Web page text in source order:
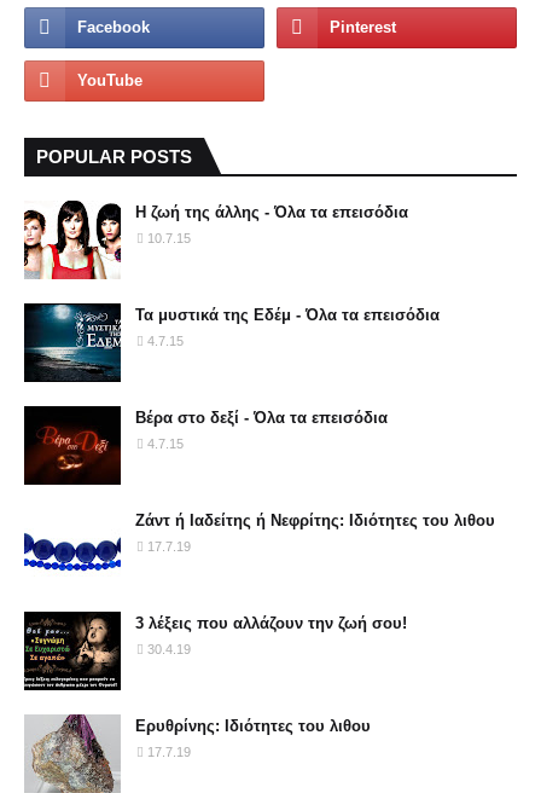
POPULAR POSTS
Η ζωή της άλλης - Όλα τα επεισόδια
10.7.15
Τα μυστικά της Εδέμ - Όλα τα επεισόδια
4.7.15
Βέρα στο δεξί - Όλα τα επεισόδια
4.7.15
Ζάντ ή Ιαδείτης ή Νεφρίτης: Ιδιότητες του λιθου
17.7.19
3 λέξεις που αλλάζουν την ζωή σου!
30.4.19
Ερυθρίνης: Ιδιότητες του λιθου
17.7.19